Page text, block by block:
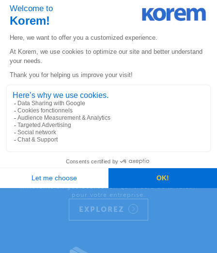
Ce client utilise ces services
de Korem
Conseil stratégique
Nous procurons des perspectives commerciales et
technologiques pour développer une stratégie
innovante en géolocalisation qui créera de la valeur
pour votre entreprise.
EXPLOREZ